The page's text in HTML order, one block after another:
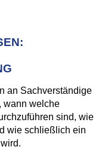
an Sachverständige
wann welche
sind, wie
wie schließlich ein